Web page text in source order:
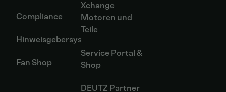
Compliance
Hinweisgebersystem
Fan Shop
Xchange
Motoren und
Teile
Service Portal &
Shop
DEUTZ Partner